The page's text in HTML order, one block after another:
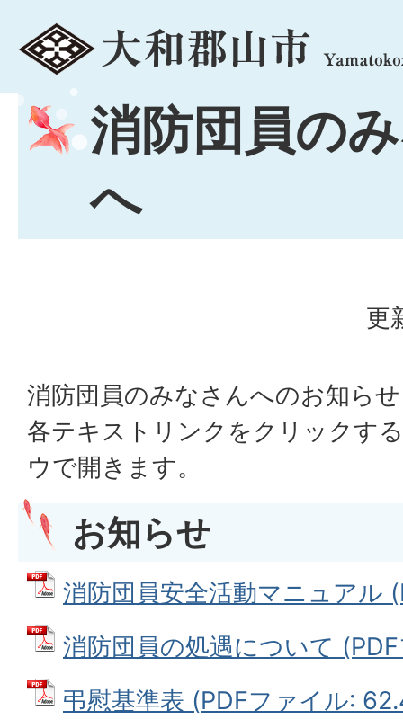
menu
消防団員の
へ
更
消防団員のみなさんへのお知ら
各テキストリンクをクリックす
ウで開きます。
お知らせ
消防団員安全活動マニュアル
消防団員の処遇について
弔慰基準表 (PDFファイル: